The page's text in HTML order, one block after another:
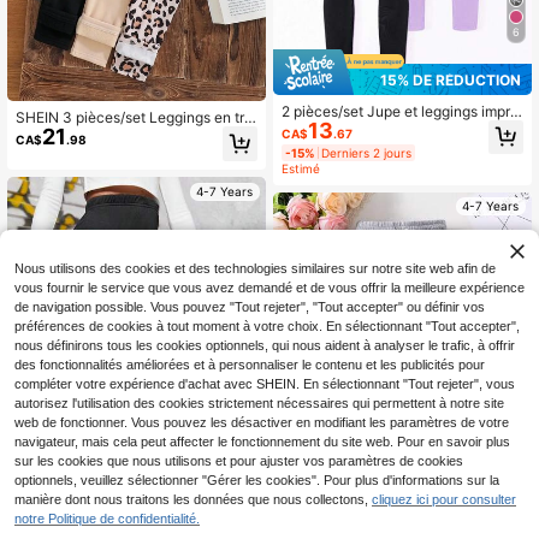
SHEIN 3 pièces/set Leggings en tric
ot à taille élastique avec imprimé lé
opard en forme de cœur pour jeune
assortis pour sœurs. Comprend l'im
primé léopard, l'imprimé guépard et
les options de couleurs unies crème
et noir. Trois packs de pantalons à t
pard , pour un port quotidien confort
able.
CA$21 .98
4-7 Years
7% DE RÉDUCTION
6
15% DE RÉDUCTION
2 pièces/set Jupe et leggings impri
més avec nœud papillon et papillo
n, style décontracté et élégant pour
filles. Convient pour le printemps,
l'été, les vacances et les voyages
CA$13.67
-15% Derniers 2 jours
Estimé
4-7 Years
Nous utilisons des cookies et des technologies similaires sur notre site web afin de
vous fournir le service que vous avez demandé et de vous offrir la meilleure expérience
de navigation possible. Vous pouvez "Tout rejeter", "Tout accepter" ou définir vos
préférences de cookies à tout moment à votre choix. En sélectionnant "Tout accepter",
nous définirons tous les cookies optionnels, qui nous aident à analyser le trafic, à offrir
des fonctionnalités améliorées et à personnaliser le contenu et les publicités pour
compléter votre expérience d'achat avec SHEIN. En sélectionnant "Tout rejeter", vous
autorisez l'utilisation des cookies strictement nécessaires qui permettent à notre site
web de fonctionner. Vous pouvez les désactiver en modifiant les paramètres de votre
navigateur, mais cela peut affecter le fonctionnement du site web. Pour en savoir plus
sur les cookies que nous utilisons et pour ajuster vos paramètres de cookies
optionnels, veuillez sélectionner "Gérer les cookies". Pour plus d'informations sur la
manière dont nous traitons les données que nous collectons, cliquez ici pour consulter
notre Politique de confidentialité.